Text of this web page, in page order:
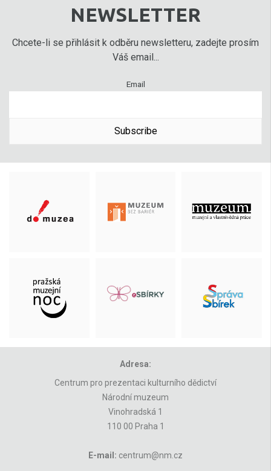
NEWSLETTER
Chcete-li se přihlásit k odběru newsletteru, zadejte prosím
Váš email...
Email
Subscribe
Adresa:
Centrum pro prezentaci kulturního dědictví
Národní muzeum
Vinohradská 1
110 00 Praha 1
E-mail: centrum@nm.cz